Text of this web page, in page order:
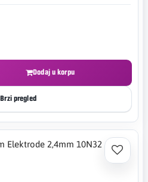
Dodaj u korpu
Brzi pregled